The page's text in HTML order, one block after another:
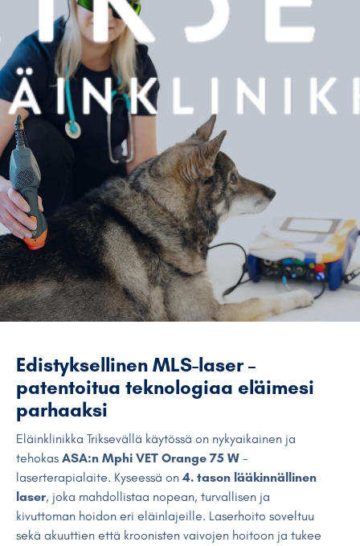
Edistyksellinen MLS-laser –
patentoitua teknologiaa eläimesi
parhaaksi
Eläinklinikka Triksevällä käytössä on nykyaikainen ja
tehokas ASA:n Mphi VET Orange 75 W -
laserterapialaite. Kyseessä on4. tason lääkinnällinen
laser, joka mahdollistaa nopean, turvallisen ja
kivuttoman hoidon eri eläinlajeille. Laserhoito soveltuu
sekä akuuttien että kroonisten vaivojen hoitoon ja tukee